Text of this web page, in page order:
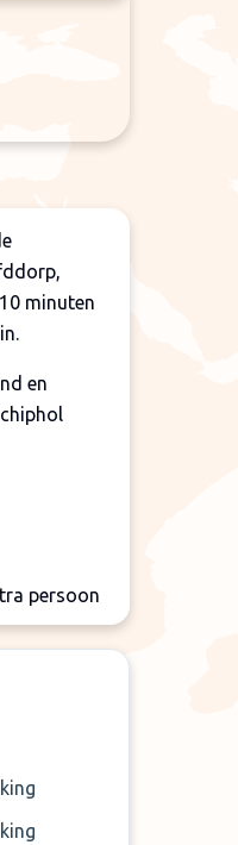
minuten
en
persoon